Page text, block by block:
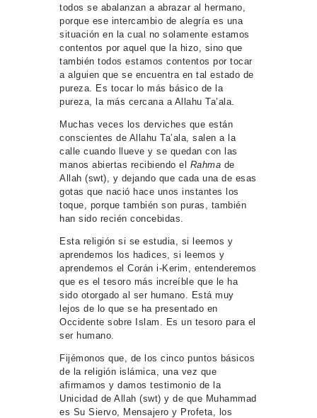
todos se abalanzan a abrazar al hermano,
porque ese intercambio de alegría es una
situación en la cual no solamente estamos
contentos por aquel que la hizo, sino que
también todos estamos contentos por tocar
a alguien que se encuentra en tal estado de
pureza. Es tocar lo más básico de la
pureza, la más cercana a Allahu Ta’ala.
Muchas veces los derviches que están
conscientes de Allahu Ta’ala, salen a la
calle cuando llueve y se quedan con las
manos abiertas recibiendo el Rahma de
Allah (swt), y dejando que cada una de esas
gotas que nació hace unos instantes los
toque, porque también son puras, también
han sido recién concebidas.
Esta religión si se estudia, si leemos y
aprendemos los hadices, si leemos y
aprendemos el Corán i-Kerim, entenderemos
que es el tesoro más increíble que le ha
sido otorgado al ser humano. Está muy
lejos de lo que se ha presentado en
Occidente sobre Islam. Es un tesoro para el
ser humano.
Fijémonos que, de los cinco puntos básicos
de la religión islámica, una vez que
afirmamos y damos testimonio de la
Unicidad de Allah (swt) y de que Muhammad
es Su Siervo, Mensajero y Profeta, los